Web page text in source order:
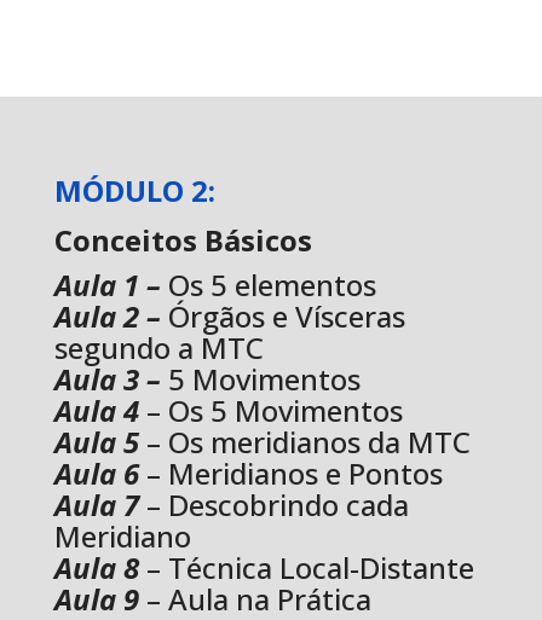
MÓDULO 2:
Conceitos Básicos
Aula 1 – Os 5 elementos
Aula 2 – Órgãos e Vísceras
segundo a MTC
Aula 3 – 5 Movimentos
Aula 4– Os 5 Movimentos
Aula 5– Os meridianos da MTC
Aula 6– Meridianos e Pontos
Aula 7– Descobrindo cada
Meridiano
Aula 8– Técnica Local-Distante
Aula 9 – Aula na Prática